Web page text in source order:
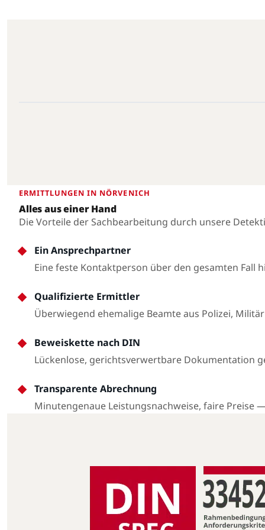
ERMITTLUNGEN IN NÖRVENICH
Alles aus einer Hand
Die Vorteile der Sachbearbeitung durch unsere
Ein Ansprechpartner
Eine feste Kontaktperson über den gesamten Fall
Qualifizierte Ermittler
Überwiegend ehemalige Beamte aus Polizei,
Beweiskette nach DIN
Lückenlose, gerichtsverwertbare Dokumentation
Transparente Abrechnung
Minutengenaue Leistungsnachweise, faire Preise